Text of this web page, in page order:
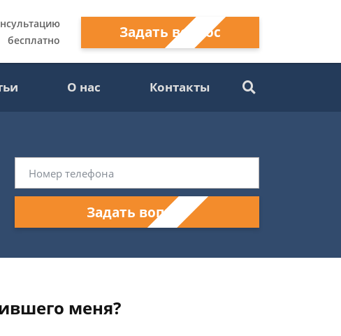
бесплатно
Задать вопрос
О нас Контакты
Задать вопрос
меня?